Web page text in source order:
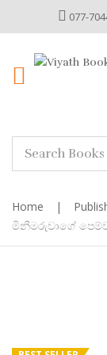
077-
Home |
මිනීමරුවාගේ